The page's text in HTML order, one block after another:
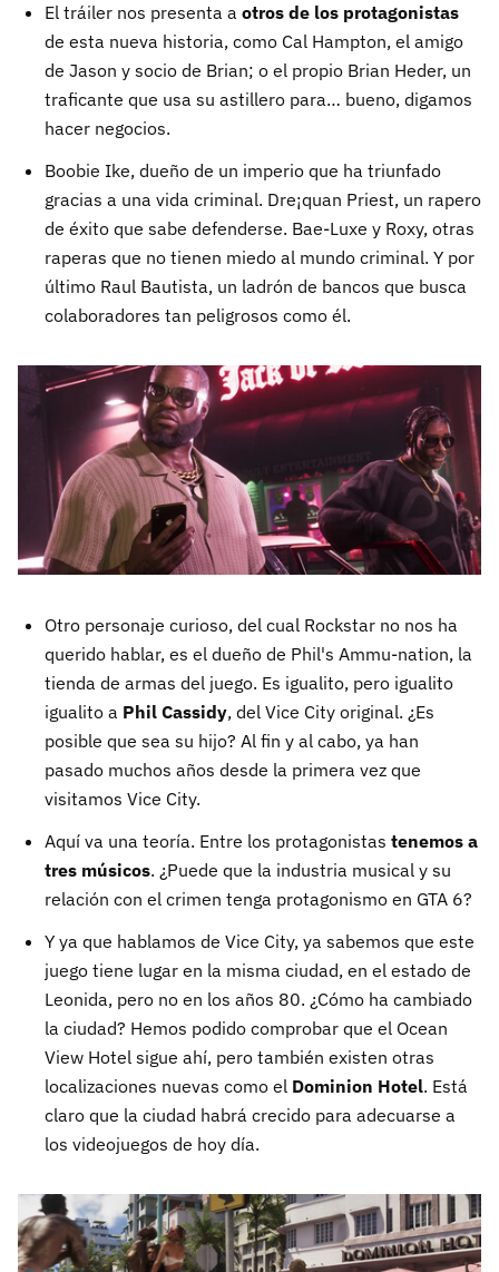
El tráiler nos presenta a otros de los protagonistas
de esta nueva historia, como Cal Hampton, el amigo
de Jason y socio de Brian; o el propio Brian Heder, un
traficante que usa su astillero para… bueno, digamos
hacer negocios.
Boobie Ike, dueño de un imperio que ha triunfado
gracias a una vida criminal. Dre¡quan Priest, un rapero
de éxito que sabe defenderse. Bae-Luxe y Roxy, otras
raperas que no tienen miedo al mundo criminal. Y por
último Raul Bautista, un ladrón de bancos que busca
colaboradores tan peligrosos como él.
Otro personaje curioso, del cual Rockstar no nos ha
querido hablar, es el dueño de Phil's Ammu-nation, la
tienda de armas del juego. Es igualito, pero igualito
igualito a Phil Cassidy, del Vice City original. ¿Es
posible que sea su hijo? Al fin y al cabo, ya han
pasado muchos años desde la primera vez que
visitamos Vice City.
Aquí va una teoría. Entre los protagonistas tenemos a
tres músicos. ¿Puede que la industria musical y su
relación con el crimen tenga protagonismo en GTA 6?
Y ya que hablamos de Vice City, ya sabemos que este
juego tiene lugar en la misma ciudad, en el estado de
Leonida, pero no en los años 80. ¿Cómo ha cambiado
la ciudad? Hemos podido comprobar que el Ocean
View Hotel sigue ahí, pero también existen otras
localizaciones nuevas como el Dominion Hotel. Está
claro que la ciudad habrá crecido para adecuarse a
los videojuegos de hoy día.